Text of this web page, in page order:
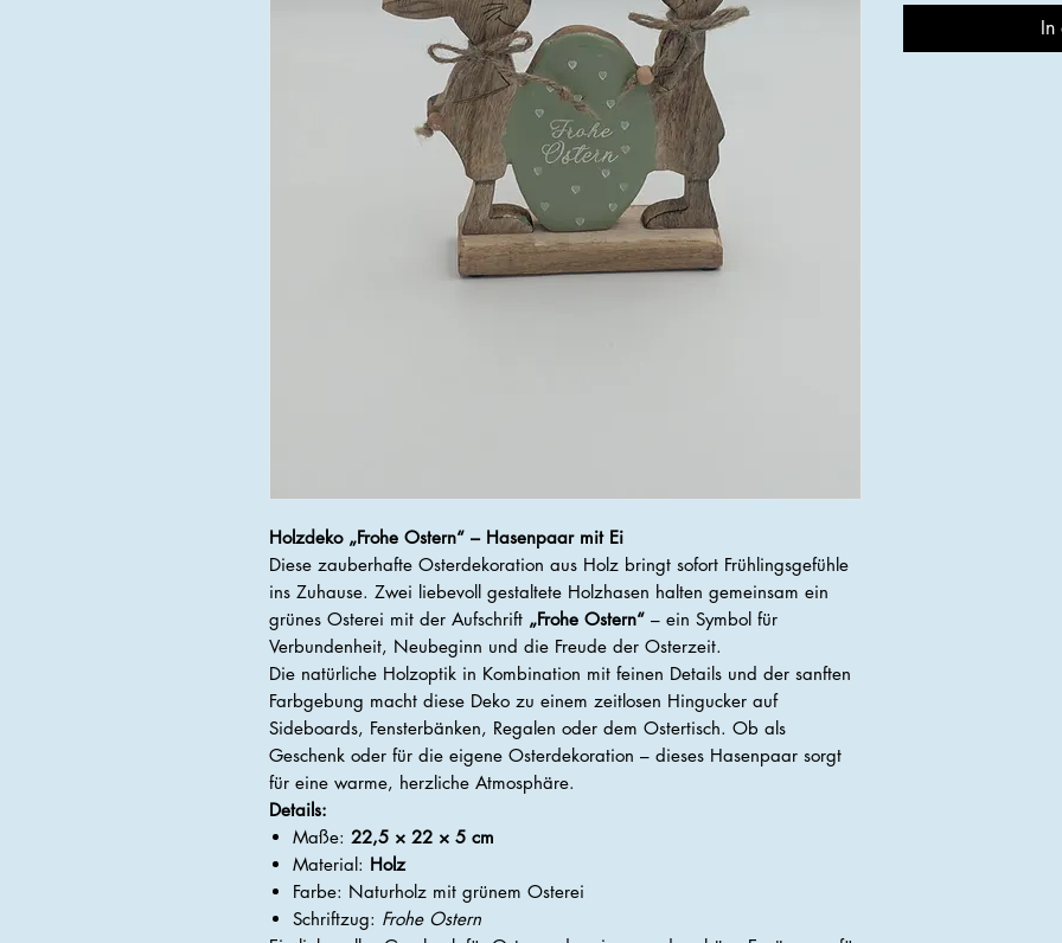
Holzdeko „Frohe Ostern“ – Hasenpaar mit Ei
Diese zauberhafte Osterdekoration aus Holz bringt sofort Frühlingsgefühle
ins Zuhause. Zwei liebevoll gestaltete Holzhasen halten gemeinsam ein
grünes Osterei mit der Aufschrift „Frohe Ostern“ – ein Symbol für
Verbundenheit, Neubeginn und die Freude der Osterzeit.
Die natürliche Holzoptik in Kombination mit feinen Details und der sanften
Farbgebung macht diese Deko zu einem zeitlosen Hingucker auf
Sideboards, Fensterbänken, Regalen oder dem Ostertisch. Ob als
Geschenk oder für die eigene Osterdekoration – dieses Hasenpaar sorgt
für eine warme, herzliche Atmosphäre.
Details:
Maße: 22,5 × 22 × 5 cm
Material: Holz
Farbe: Naturholz mit grünem Osterei
Schriftzug: Frohe Ostern
In